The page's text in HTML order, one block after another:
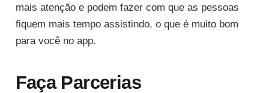
mais atenção e podem fazer com que as pessoas
fiquem mais tempo assistindo, o que é muito bom
para você no app.
Faça Parcerias